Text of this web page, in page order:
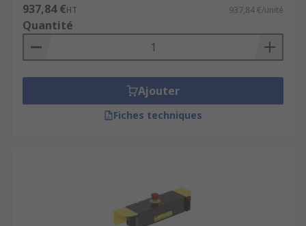
937,84 €HT 937,84 €/unité
Quantité
Ajouter
Fiches techniques